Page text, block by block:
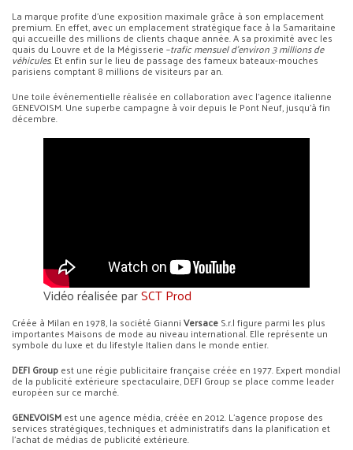
La marque profite d’une exposition maximale grâce à son emplacement
premium. En effet, avec un emplacement stratégique face à la Samaritaine
qui accueille des millions de clients chaque année. A sa proximité avec les
quais du Louvre et de la Mégisserie –trafic mensuel d’environ 3 millions de
véhicules. Et enfin sur le lieu de passage des fameux bateaux-mouches
parisiens comptant 8 millions de visiteurs par an.
Une toile événementielle réalisée en collaboration avec l’agence italienne
GENEVOISM. Une superbe campagne à voir depuis le Pont Neuf, jusqu’à fin
décembre.
Vidéo réalisée parSCT Prod
Créée à Milan en 1978, la société GianniVersaceS.r.l figure parmi les plus
importantes Maisons de mode au niveau international. Elle représente un
symbole du luxe et du lifestyle Italien dans le monde entier.
DEFI Groupest une régie publicitaire française créée en 1977. Expert mondial
de la publicité extérieure spectaculaire, DEFI Group se place comme leader
européen sur ce marché.
GENEVOISMest une agence média, créée en 2012. L’agence propose des
services stratégiques, techniques et administratifs dans la planification et
l’achat de médias de publicité extérieure.